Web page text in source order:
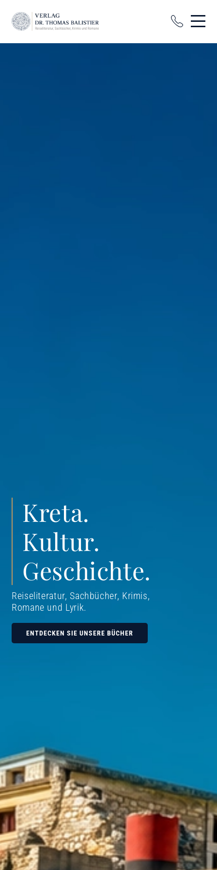
Kreta.
Kultur.
Geschichte.
Reiseliteratur, Sachbücher, Krimis,
Romane und Lyrik.
ENTDECKEN SIE UNSERE BÜCHER